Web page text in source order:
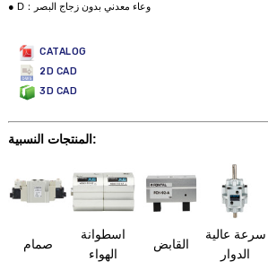
● D：وعاء معدني بدون زجاج البصر
CATALOG
2D CAD
3D CAD
المنتجات النسبية:
صمام
اسطوانة
الهواء
القابض
سرعة عالية
الدوار